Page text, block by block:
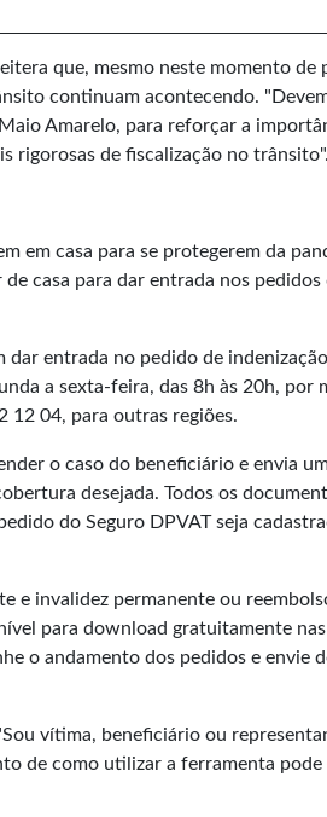
que, mesmo neste momento de
continuam acontecendo.
Amarelo, para reforçar a
rigorosas de fiscalização no trânsito".
em casa para se protegerem da
casa para dar entrada nos pedidos
entrada no pedido de
a sexta-feira, das 8h às 20h, por
12 04, para outras regiões.
o caso do beneficiário e envia
desejada. Todos os
do Seguro DPVAT seja
e invalidez permanente ou
para download gratuitamente
o andamento dos pedidos e envie
vítima, beneficiário ou
de como utilizar a ferramenta